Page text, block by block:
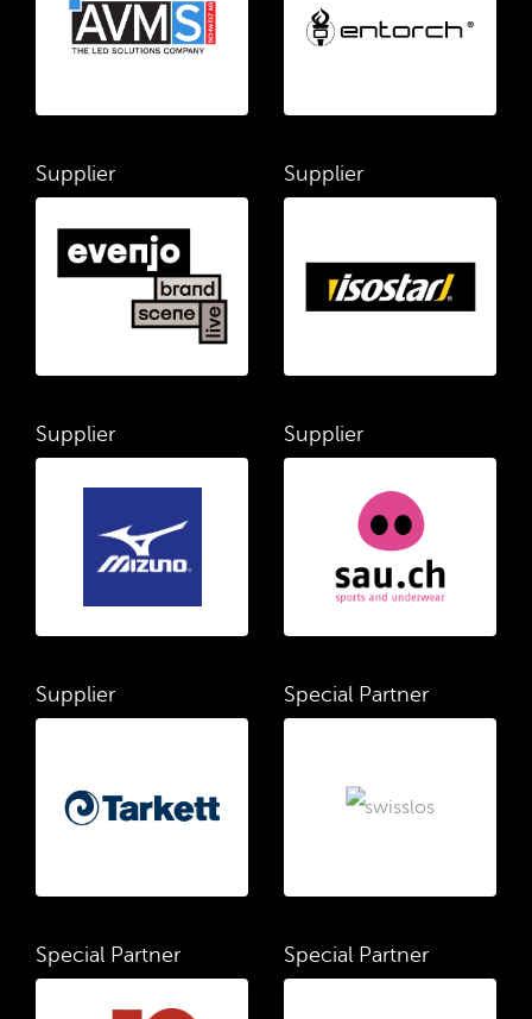
Supplier Supplier
Supplier Supplier
Supplier Special Partner
Special Partner Special Partner